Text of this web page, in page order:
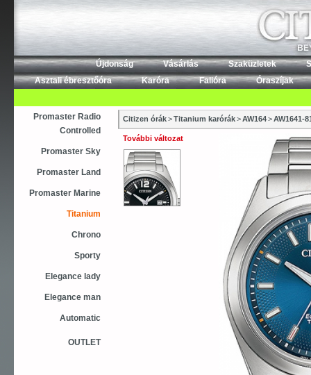
Újdonság Vásárlás Szaküzletek
Asztali ébresztőóra
Karóra Falióra Óraszíjak
Promaster Radio
Controlled
Promaster Sky
Promaster Land
Promaster Marine
Titanium
Chrono
Sporty
Elegance lady
Elegance man
Automatic
OUTLET
Citizen órák>Titanium karórák>AW164>AW1641-
További változat